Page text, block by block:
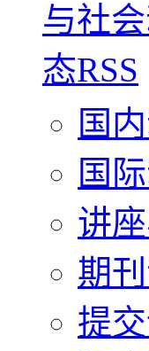
国
国
讲
期
提